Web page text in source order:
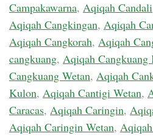
Campakawarna, Aqiqah Candali
Aqiqah Cangkingan, Aqiqah
Aqiqah Cangkorah, Aqiqah
cangkuang, Aqiqah Cangkuang
Cangkuang Wetan, Aqiqah
Kulon, Aqiqah Cantigi Wetan,
Caracas, Aqiqah Caringin,
Aqiqah Caringin Wetan,